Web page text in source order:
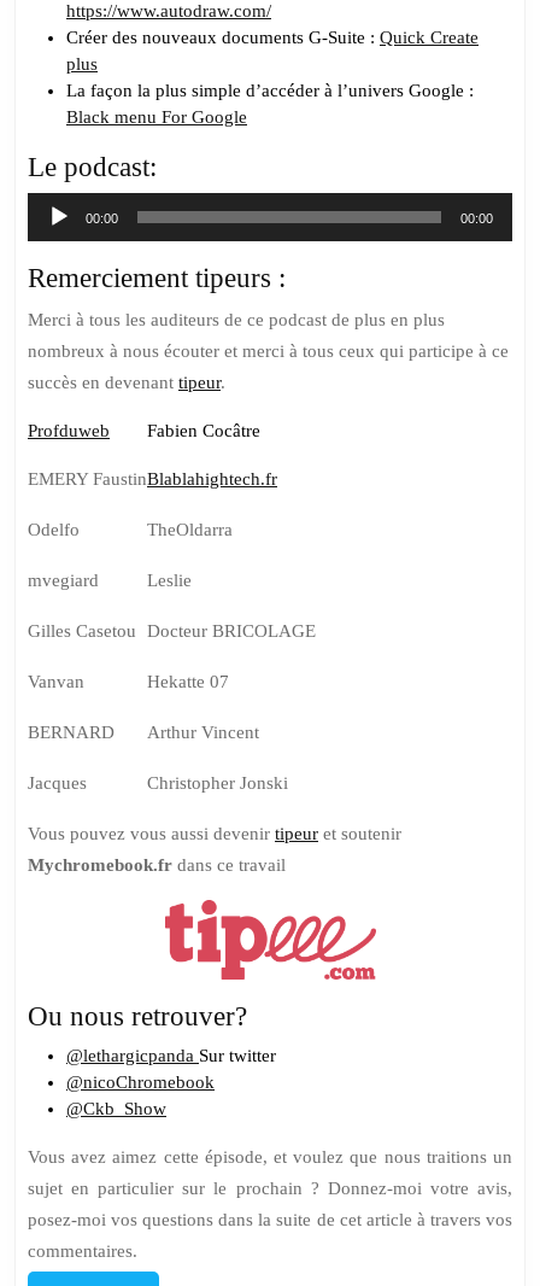
https://www.autodraw.com/
Créer des nouveaux documents G-Suite : Quick Create
plus
La façon la plus simple d’accéder à l’univers Google :
Black menu For Google
Le podcast:
Lecteur
audio
00:00 00:00
Remerciement tipeurs :
Merci à tous les auditeurs de ce podcast de plus en plus
nombreux à nous écouter et merci à tous ceux qui participe à ce
succès en devenant tipeur.
Profduweb
EMERY Faustin
Odelfo
mvegiard
Gilles Casetou
Vanvan
BERNARD
Jacques
Fabien Cocâtre
Blablahightech.fr
TheOldarra
Leslie
Docteur BRICOLAGE
Hekatte 07
Arthur Vincent
Christopher Jonski
Vous pouvez vous aussi devenir tipeur et soutenir
Mychromebook.fr dans ce travail
Ou nous retrouver?
@lethargicpanda Sur twitter
@nicoChromebook
@Ckb_Show
Vous avez aimez cette épisode, et voulez que nous traitions un
sujet en particulier sur le prochain ? Donnez-moi votre avis,
posez-moi vos questions dans la suite de cet article à travers vos
commentaires.